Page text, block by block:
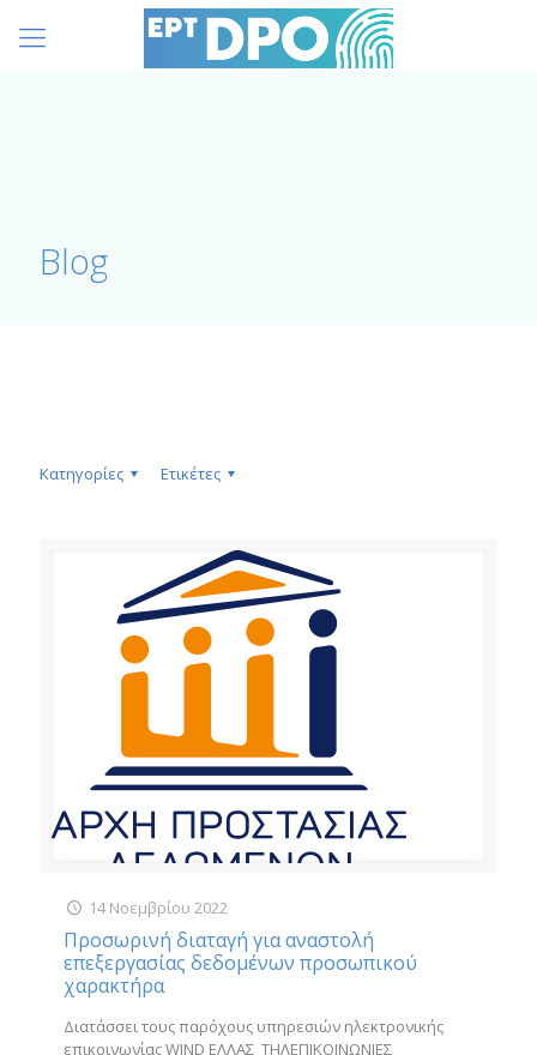
Blog
Κατηγορίες Ετικέτες
14 Νοεμβρίου 2022
Προσωρινή διαταγή για αναστολή
επεξεργασίας δεδομένων προσωπικού
χαρακτήρα
Διατάσσει τους παρόχους υπηρεσιών ηλεκτρονικής
επικοινωνίας WIND ΕΛΛΑΣ ΤΗΛΕΠΙΚΟΙΝΩΝΙΕΣ